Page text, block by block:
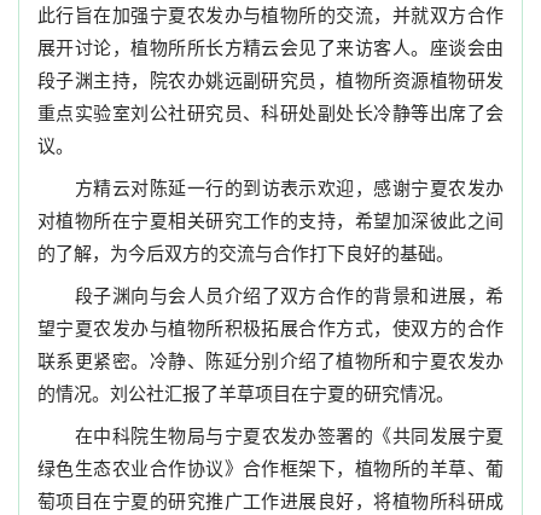
此行旨在加强宁夏农发办与植物所的交流，并就双方合作
展开讨论，植物所所长方精云会见了来访客人。座谈会由
段子渊主持，院农办姚远副研究员，植物所资源植物研发
重点实验室刘公社研究员、科研处副处长冷静等出席了会
议。
方精云对陈延一行的到访表示欢迎，感谢宁夏农发办
对植物所在宁夏相关研究工作的支持，希望加深彼此之间
的了解，为今后双方的交流与合作打下良好的基础。
段子渊向与会人员介绍了双方合作的背景和进展，希
望宁夏农发办与植物所积极拓展合作方式，使双方的合作
联系更紧密。冷静、陈延分别介绍了植物所和宁夏农发办
的情况。刘公社汇报了羊草项目在宁夏的研究情况。
在中科院生物局与宁夏农发办签署的《共同发展宁夏
绿色生态农业合作协议》合作框架下，植物所的羊草、葡
萄项目在宁夏的研究推广工作进展良好，将植物所科研成